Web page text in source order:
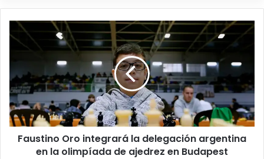
Faustino Oro integrará la delegación argentina
en la olimpíada de ajedrez en Budapest